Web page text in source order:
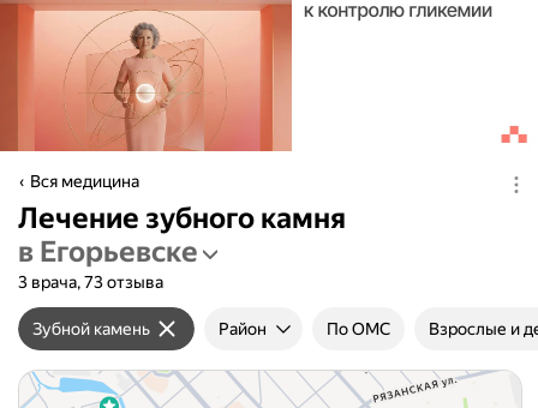
Вся медицина
Лечение зубного камня
в Егорьевске
3 врача, 73 отзыва
Зубной камень Район По ОМС Взрослые и